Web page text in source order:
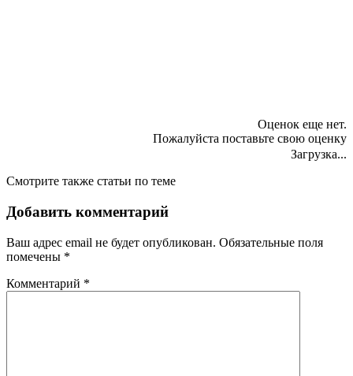
Оценок еще нет.
Пожалуйста поставьте свою оценку
Загрузка...
Смотрите также статьи по теме
Добавить комментарий
Ваш адрес email не будет опубликован. Обязательные поля
помечены *
Комментарий *